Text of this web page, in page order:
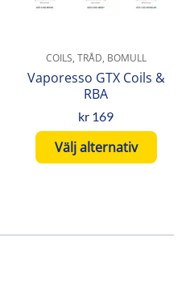
COILS, TRÅD, BOMULL
Vaporesso GTX Coils &
RBA
kr 169
Välj alternativ
De
kan
väljas
produktsidan